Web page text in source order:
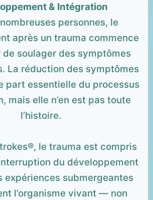
& Intégration
personnes, le
après un trauma commence
de soulager des symptômes
La réduction des symptômes
part essentielle du processus
mais elle n’en est pas toute
l’histoire.
le trauma est compris
du développement
expériences submergeantes
l’organisme vivant — non